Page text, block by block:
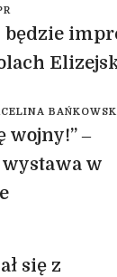
wojny!” ‒
w
się z